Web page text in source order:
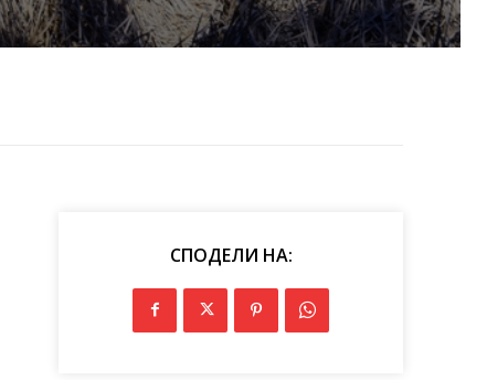
СПОДЕЛИ НА: